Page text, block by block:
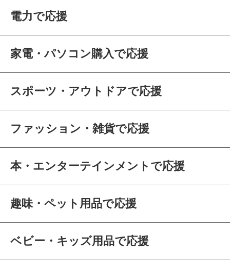
電力で応援
家電・パソコン購入で応援
スポーツ・アウトドアで応援
ファッション・雑貨で応援
本・エンターテインメントで応援
趣味・ペット用品で応援
ベビー・キッズ用品で応援